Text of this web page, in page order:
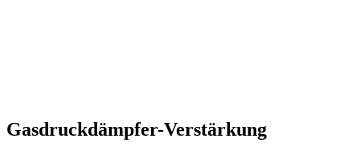
Gasdruckdämpfer-Verstärkung